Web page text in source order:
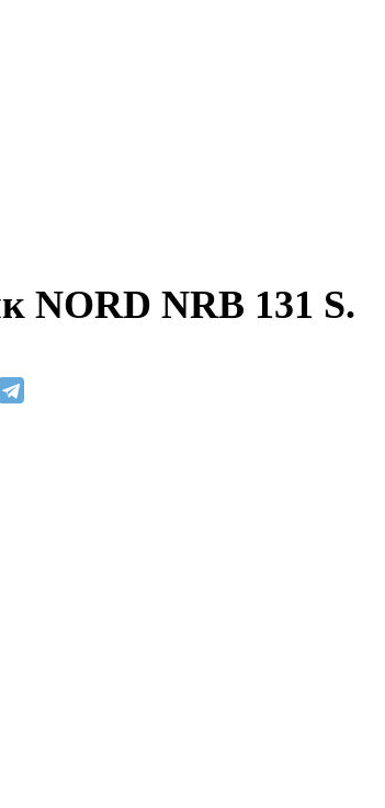
NORD NRB 131 S.